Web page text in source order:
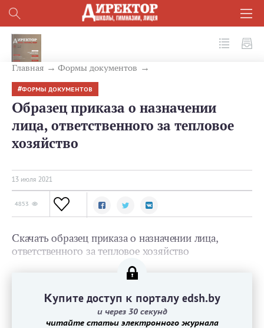
Главная Формы документов
ФОРМЫ ДОКУМЕНТОВ
Образец приказа о назначении
лица, ответственного за тепловое
хозяйство
13 июля 2021
4853
Скачать образец приказа о назначении лица,
ответственного за тепловое хозяйство
Купите доступ к порталу edsh.by
и через 30 секунд
читайте статьи электронного журнала